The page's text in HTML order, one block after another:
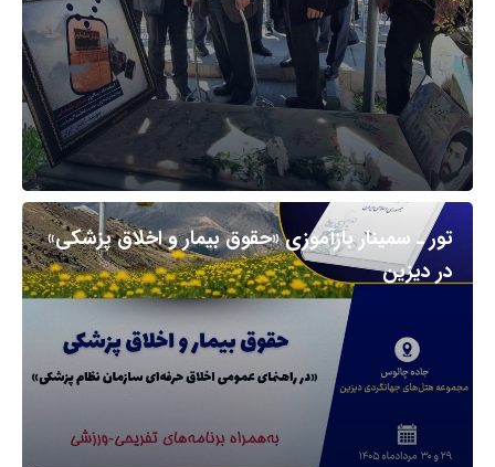
تور ـ سمینار بازآموزی «حقوق بیمار و اخلاق پزشکی»
در دیزین